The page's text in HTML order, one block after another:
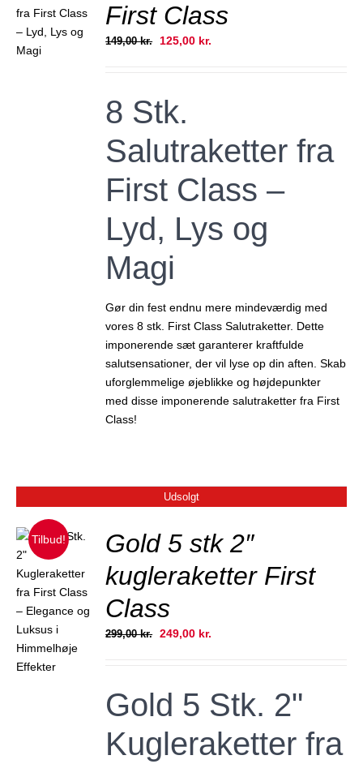
First Class
149,00kr.
Den
149,00 kr..
125,00 kr.
8 Stk.
Salutraketter fra
First Class –
Lyd, Lys og
Magi
Gør din fest endnu mere mindeværdig med
vores 8 stk. First Class Salutraketter. Dette
imponerende sæt garanterer kraftfulde
salutsensationer, der vil lyse op din aften. Skab
uforglemmelige øjeblikke og højdepunkter
med disse imponerende salutraketter fra First
Class!
Udsolgt
Tilbud!
Gold 5 stk 2″
kugleraketter First
Class
299,00kr. Den
299,00 kr..
249,00 kr.
249,00 kr..
Gold 5 Stk. 2"
Kugleraketter fra